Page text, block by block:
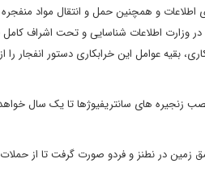
اطلاعات و همچنین حمل و انتقال مواد
وزارت اطلاعات شناسایی و تحت اشراف کامل
بقیه عوامل این خرابکاری دستور انفجار را
های سانتریفیوژها تا یک سال
زمین در نطنز و فردو صورت گرفت تا از